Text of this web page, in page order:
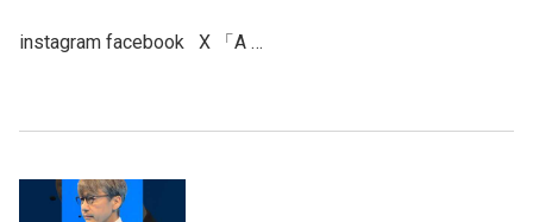
instagram facebook X 「A …